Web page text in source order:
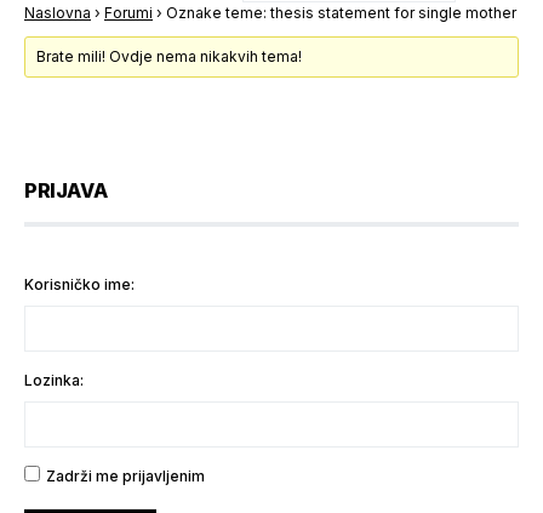
Naslovna › Forumi › Oznake teme: thesis statement for single mother
Brate mili! Ovdje nema nikakvih tema!
PRIJAVA
Korisničko ime:
Lozinka:
Zadrži me prijavljenim